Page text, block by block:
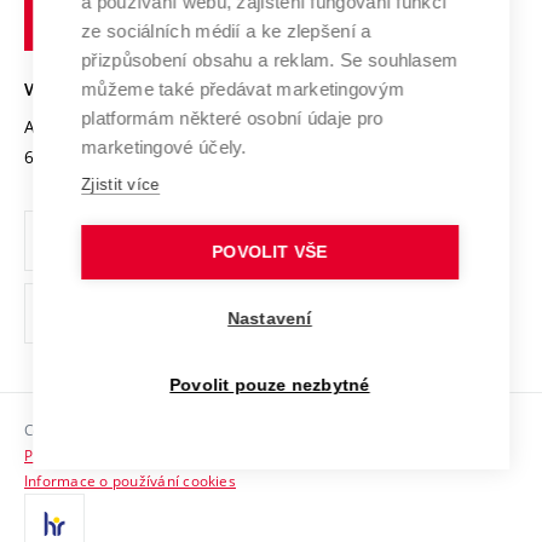
Open Science
Projekty
Projekty ze strukturálních fondů
Specifický výzkum
Mezinárodní dohody
Univerzitní sítě
Podnikavá univerzita / ContriBUTe
Bezpečná univerzita
Vyznamenání
Organizační struktura
Ochrana osobních údajů
odkaz)
Sociální bezpečí
HR Award
technické
VYSOKÉ UČENÍ TECHNICKÉ V BRNĚ
Antonínská 548/1
602 00 Brno
www.vut.cz
vut@vutbr.cz
Copyright © 2026 VUT
Prohlášení o přístupnosti
Informace o používání cookies
ze sociálních médií a ke zlepšení a
přizpůsobení obsahu a reklam. Se souhlasem
můžeme také předávat marketingovým
platformám některé osobní údaje pro
marketingové účely.
Zjistit více
POVOLIT VŠE
Nastavení
Povolit pouze nezbytné